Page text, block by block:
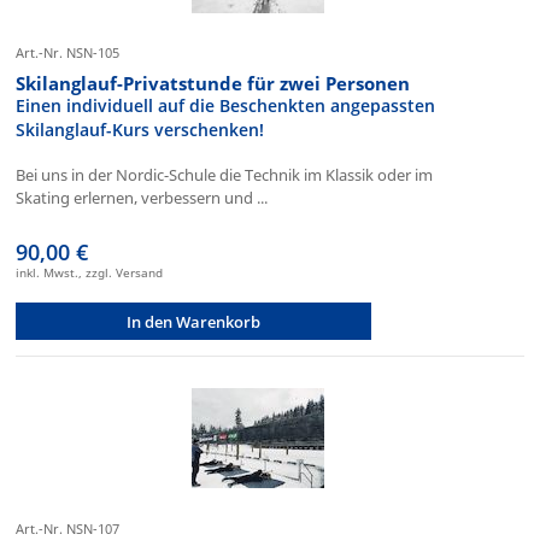
Art.-Nr. NSN-105
Skilanglauf-Privatstunde für zwei Personen
Einen individuell auf die Beschenkten angepassten
Skilanglauf-Kurs verschenken!
Bei uns in der Nordic-Schule die Technik im Klassik oder im
Skating erlernen, verbessern und ...
90,00 €
inkl. Mwst., zzgl. Versand
In den Warenkorb
Art.-Nr. NSN-107